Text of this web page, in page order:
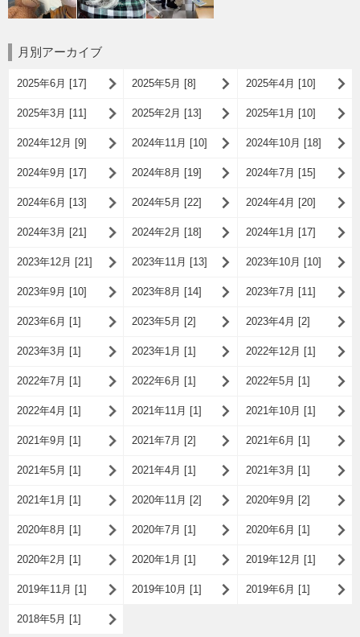
月別アーカイブ
2025年6月 [17] 2025年5月 [8] 2025年4月 [10]
2025年3月 [11] 2025年2月 [13] 2025年1月 [10]
2024年12月 [9] 2024年11月 [10] 2024年10月 [18]
2024年9月 [17] 2024年8月 [19] 2024年7月 [15]
2024年6月 [13] 2024年5月 [22] 2024年4月 [20]
2024年3月 [21] 2024年2月 [18] 2024年1月 [17]
2023年12月 [21] 2023年11月 [13] 2023年10月 [10]
2023年9月 [10] 2023年8月 [14] 2023年7月 [11]
2023年6月 [1] 2023年5月 [2] 2023年4月 [2]
2023年3月 [1] 2023年1月 [1] 2022年12月 [1]
2022年7月 [1] 2022年6月 [1] 2022年5月 [1]
2022年4月 [1] 2021年11月 [1] 2021年10月 [1]
2021年9月 [1] 2021年7月 [2] 2021年6月 [1]
2021年5月 [1] 2021年4月 [1] 2021年3月 [1]
2021年1月 [1] 2020年11月 [2] 2020年9月 [2]
2020年8月 [1] 2020年7月 [1] 2020年6月 [1]
2020年2月 [1] 2020年1月 [1] 2019年12月 [1]
2019年11月 [1] 2019年10月 [1] 2019年6月 [1]
2018年5月 [1]